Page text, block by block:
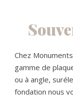
Chez
gamme de
ou à angle,
fondation nous